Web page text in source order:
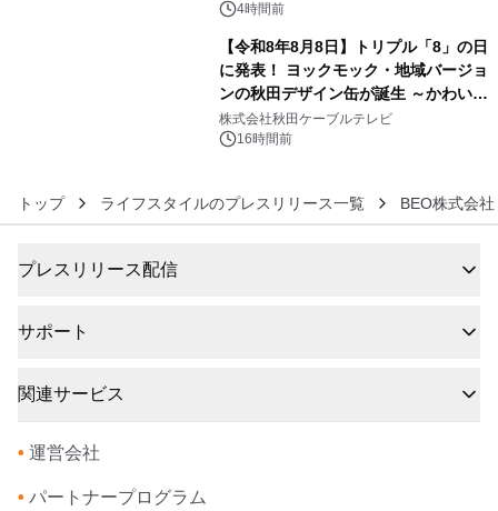
4時間前
【令和8年8月8日】トリプル「8」の日
に発表！ ヨックモック・地域バージョ
ンの秋田デザイン缶が誕生 ～かわいい
秋田犬の子犬と秋田の四季と名所を巡
るパッケージ～ 9月1日(火)秋田県内で
株式会社秋田ケーブルテレビ
16時間前
トップ ライフスタイルのプレスリリース一覧 BEO株式会社
プレスリリース配信
サポート
関連サービス
• 運営会社
• パートナープログラム